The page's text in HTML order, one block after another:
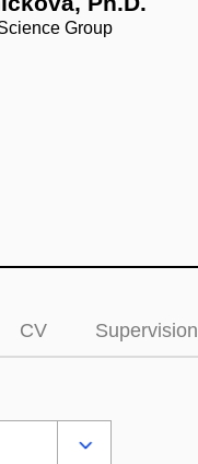
Group
CV Supervision